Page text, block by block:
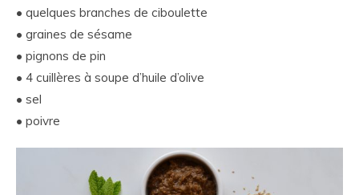
• quelques branches de ciboulette
• graines de sésame
• pignons de pin
• 4 cuillères à soupe d’huile d’olive
• sel
• poivre